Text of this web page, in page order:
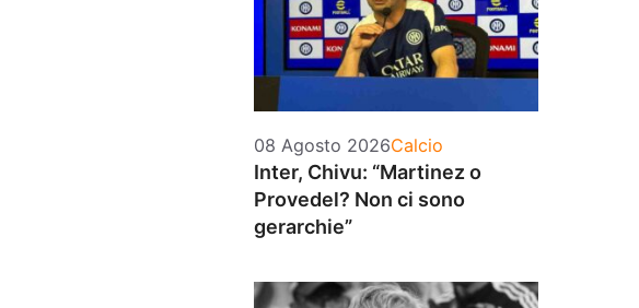
08 Agosto 2026Categorie
Calcio
Inter, Chivu: “Martinez o
Provedel? Non ci sono
gerarchie”